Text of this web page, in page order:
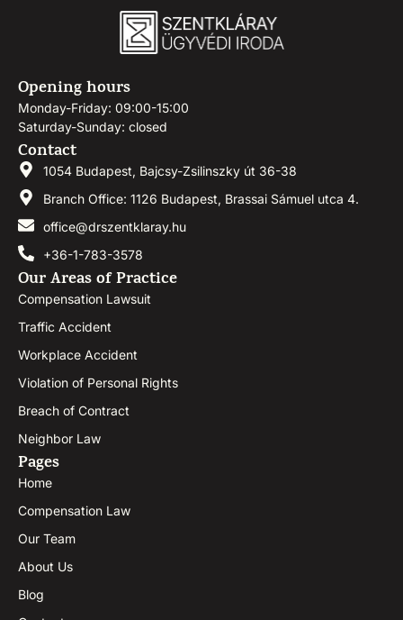
Opening hours
Monday-Friday: 09:00-15:00
Saturday-Sunday: closed
Contact
1054 Budapest, Bajcsy-Zsilinszky út 36-38
Branch Office: 1126 Budapest, Brassai Sámuel utca 4.
office@drszentklaray.hu
+36-1-783-3578
Our Areas of Practice
Compensation Lawsuit
Traffic Accident
Workplace Accident
Violation of Personal Rights
Breach of Contract
Neighbor Law
Pages
Home
Compensation Law
Our Team
About Us
Blog